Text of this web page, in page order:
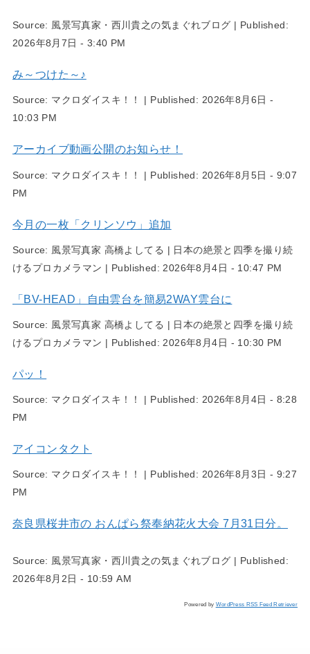
Source: 風景写真家・西川貴之の気まぐれブログ | Published:
2026年8月7日 - 3:40 PM
み～つけた～♪
Source: マクロダイスキ！！ | Published: 2026年8月6日 -
10:03 PM
アーカイブ動画公開のお知らせ！
Source: マクロダイスキ！！ | Published: 2026年8月5日 - 9:07
PM
今月の一枚「クリンソウ」追加
Source: 風景写真家 高橋よしてる | 日本の絶景と四季を撮り続
けるプロカメラマン | Published: 2026年8月4日 - 10:47 PM
「BV-HEAD」自由雲台を簡易2WAY雲台に
Source: 風景写真家 高橋よしてる | 日本の絶景と四季を撮り続
けるプロカメラマン | Published: 2026年8月4日 - 10:30 PM
パッ！
Source: マクロダイスキ！！ | Published: 2026年8月4日 - 8:28
PM
アイコンタクト
Source: マクロダイスキ！！ | Published: 2026年8月3日 - 9:27
PM
奈良県桜井市の おんぱら祭奉納花火大会 7月31日分。
Source: 風景写真家・西川貴之の気まぐれブログ | Published:
2026年8月2日 - 10:59 AM
Powered by WordPress RSS Feed Retriever